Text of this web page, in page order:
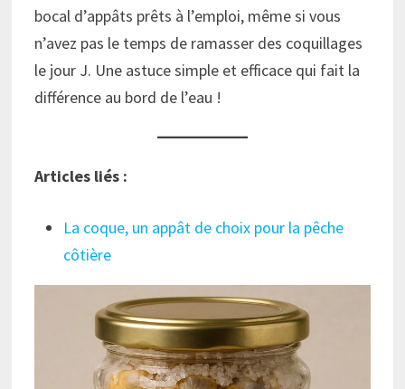
bocal d’appâts prêts à l’emploi, même si vous
n’avez pas le temps de ramasser des coquillages
le jour J. Une astuce simple et efficace qui fait la
différence au bord de l’eau !
Articles liés :
La coque, un appât de choix pour la pêche
côtière